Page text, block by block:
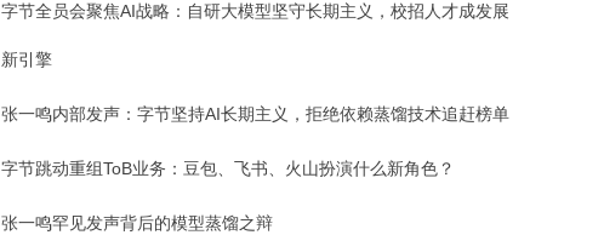
字节全员会聚焦AI战略：自研大模型坚守长期主义，校招人才成发展
新引擎
张一鸣内部发声：字节坚持AI长期主义，拒绝依赖蒸馏技术追赶榜单
字节跳动重组ToB业务：豆包、飞书、火山扮演什么新角色？
张一鸣罕见发声背后的模型蒸馏之辩